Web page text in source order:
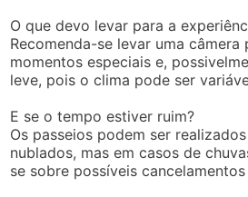
O que devo levar para a
Recomenda-se levar uma
momentos especiais e,
leve, pois o clima pode ser
E se o tempo estiver ruim?
Os passeios podem ser
nublados, mas em casos de
se sobre possíveis